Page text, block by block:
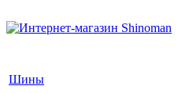
Шины